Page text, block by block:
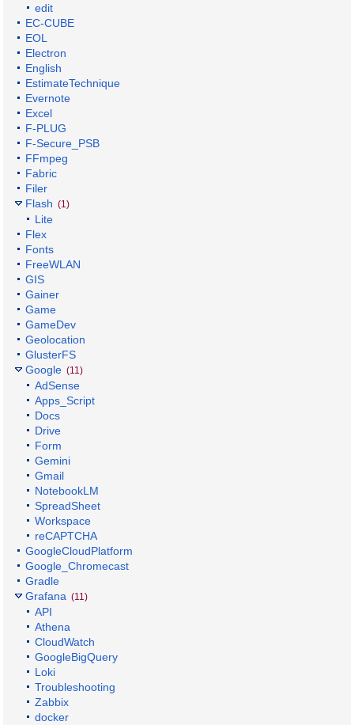
edit
EC-CUBE
EOL
Electron
English
EstimateTechnique
Evernote
Excel
F-PLUG
F-Secure_PSB
FFmpeg
Fabric
Filer
Flash (1)
Lite
Flex
Fonts
FreeWLAN
GIS
Gainer
Game
GameDev
Geolocation
GlusterFS
Google (11)
AdSense
Apps_Script
Docs
Drive
Form
Gemini
Gmail
NotebookLM
SpreadSheet
Workspace
reCAPTCHA
GoogleCloudPlatform
Google_Chromecast
Gradle
Grafana (11)
API
Athena
CloudWatch
GoogleBigQuery
Loki
Troubleshooting
Zabbix
docker